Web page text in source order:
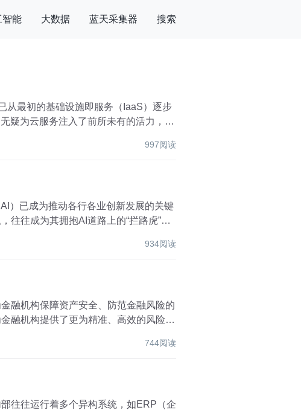
智能 大数据 蓝天采集器 搜索
从最初的基础设施即服务（IaaS）逐步
疑为云服务注入了前所未有的活力，推
997阅读
）已成为推动各行各业创新发展的关键
往往成为其拥抱AI道路上的“拦路虎”。
934阅读
融机构保障资产安全、防范金融风险的
融机构提供了更为精准、高效的风险管
744阅读
往往运行着多个异构系统，如ERP（企